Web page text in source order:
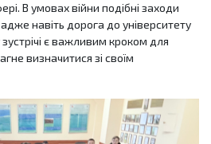
В умовах війни подібні заходи
навіть дорога до університету
є важливим кроком для
визначитися зі своїм